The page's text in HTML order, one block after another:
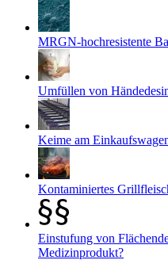
MRGN-hochresistente
Umfüllen von
Keime am
Kontaminiertes
Einstufung von
Medizinprodukt?